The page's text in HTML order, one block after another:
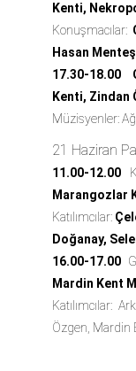
Kenti,
Konuşmacılar:
Hasan
17.30-18.00
Kenti, Zindan
Müzisyenler:
21 Haziran
11.00-12.00
Marangozlar
Katılımcılar:
Doğanay,
16.00-17.00
Mardin Kent
Katılımcılar:
Özgen, Mardin